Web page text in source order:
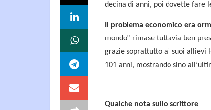
decina di anni, poi dovette fare
Il problema economico era
mondo” rimase tuttavia ben
grazie soprattutto ai suoi allievi
101 anni, mostrando sino
Qualche nota sullo scrittore